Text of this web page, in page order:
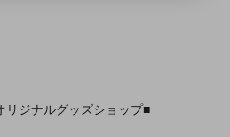
リジナルグッズショップ■